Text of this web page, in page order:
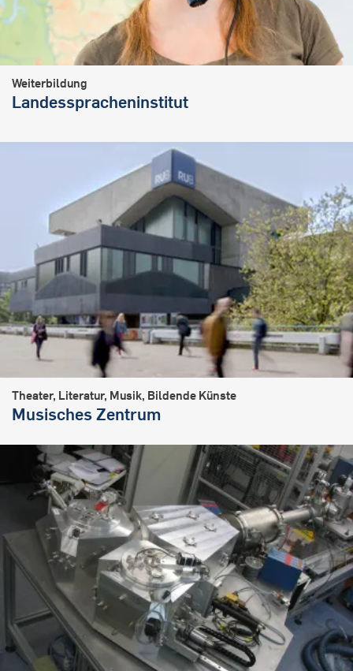
Weiterbildung
Landesspracheninstitut
Theater, Literatur, Musik, Bildende Künste
Musisches Zentrum